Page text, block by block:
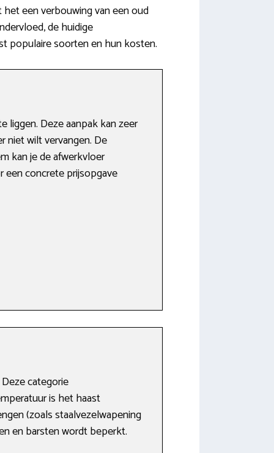
een verbouwing van een oud
de huidige
populaire soorten en hun kosten.
Deze aanpak kan zeer
niet wilt vervangen. De
kan je de afwerkvloer
een concrete prijsopgave
categorie
is het haast
(zoals staalvezelwapening
en barsten wordt beperkt.